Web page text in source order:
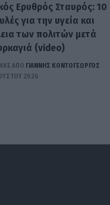
Ερυθρός Σταυρός: 10
για την υγεία και
των πολιτών μετά
(video)
ΑΠΟ ΓΙΆΝΝΗΣ ΚΟΝΤΟΓΕΏΡΓΟΣ
2026